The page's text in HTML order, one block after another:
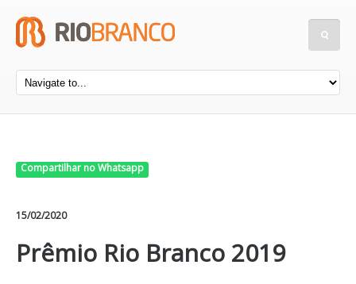
Compartilhar no Whatsapp
15/02/2020
Prêmio Rio Branco 2019